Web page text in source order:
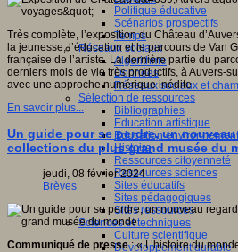
Politique éducative
Scénarios prospectifs
Temps
Réseaux sociaux
Algorithme
Données
Réseaux sociaux et
Sélection de ressources
Bibliographies
Education artistique
Education
Histoire
Ressources citoyenneté
Ressources sciences
Sites éducatifs
Sites pédagogiques
Sites ressources
Sciences et techniques
Culture scientifique
Développement durable
Très complète, l’exposition du Château
la jeunesse, l’éducation et le parcours de Van
française de l’artiste. La dernière partie du
derniers mois de vie très productifs, à Auvers-
avec une approche numérique inédite.
En savoir plus...
Un guide pour se perdre, un
collections du plus grand musée du
jeudi, 08 février 2024
Brèves
Communiqué de presse: « L’histoire du